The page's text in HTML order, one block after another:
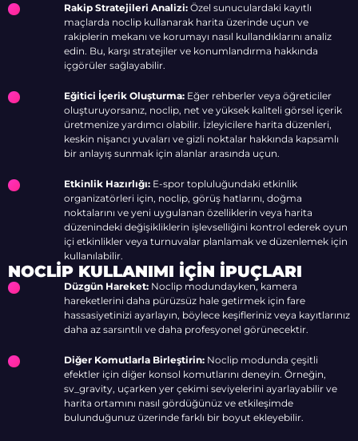
Rakip Stratejileri Analizi: Özel sunuculardaki kayıtlı
maçlarda noclip kullanarak harita üzerinde uçun ve
rakiplerin mekanı ve korumayı nasıl kullandıklarını analiz
edin. Bu, karşı stratejiler ve konumlandırma hakkında
içgörüler sağlayabilir.
Eğitici İçerik Oluşturma: Eğer rehberler veya öğreticiler
oluşturuyorsanız, noclip, net ve yüksek kaliteli görsel içerik
üretmenize yardımcı olabilir. İzleyicilere harita düzenleri,
keskin nişancı yuvaları ve gizli noktalar hakkında kapsamlı
bir anlayış sunmak için alanlar arasında uçun.
Etkinlik Hazırlığı: E-spor topluluğundaki etkinlik
organizatörleri için, noclip, görüş hatlarını, doğma
noktalarını ve yeni uygulanan özelliklerin veya harita
düzenindeki değişikliklerin işlevselliğini kontrol ederek oyun
içi etkinlikler veya turnuvalar planlamak ve düzenlemek için
kullanılabilir.
NOCLIP KULLANIMI İÇIN İPUÇLARI
Düzgün Hareket: Noclip modundayken, kamera
hareketlerini daha pürüzsüz hale getirmek için fare
hassasiyetinizi ayarlayın, böylece keşifleriniz veya kayıtlarınız
daha az sarsıntılı ve daha profesyonel görünecektir.
Diğer Komutlarla Birleştirin: Noclip modunda çeşitli
efektler için diğer konsol komutlarını deneyin. Örneğin,
sv_gravity, uçarken yer çekimi seviyelerini ayarlayabilir ve
harita ortamını nasıl gördüğünüz ve etkileşimde
bulunduğunuz üzerinde farklı bir boyut ekleyebilir.